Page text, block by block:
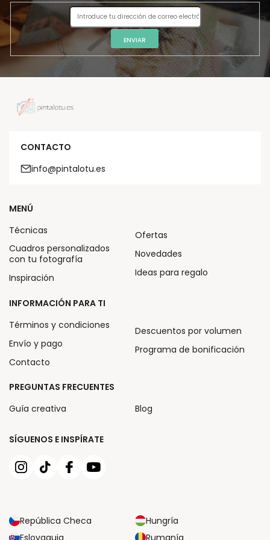
ENVIAR
CONTACTO
info@pintalotu.es
SÍGUENOS E INSPÍRATE
República Checa
Hungría
MENÚ
Técnicas
Cuadros personalizados
con tu fotografía
Inspiración
Ofertas
Novedades
Ideas para regalo
INFORMACIÓN PARA TI
Términos y condiciones
Envío y pago
Contacto
Descuentos por volumen
Programa de bonificación
PREGUNTAS FRECUENTES
Guía creativa
Blog